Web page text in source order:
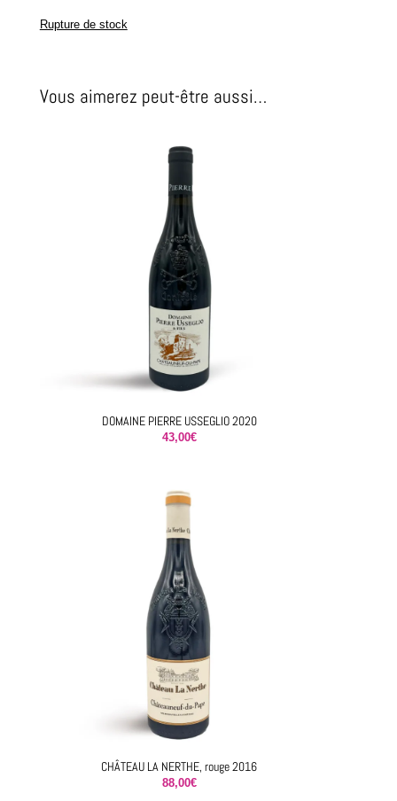
Rupture de stock
Vous aimerez peut-être aussi…
DOMAINE PIERRE USSEGLIO 2020
43,00€
CHÂTEAU LA NERTHE, rouge 2016
88,00€